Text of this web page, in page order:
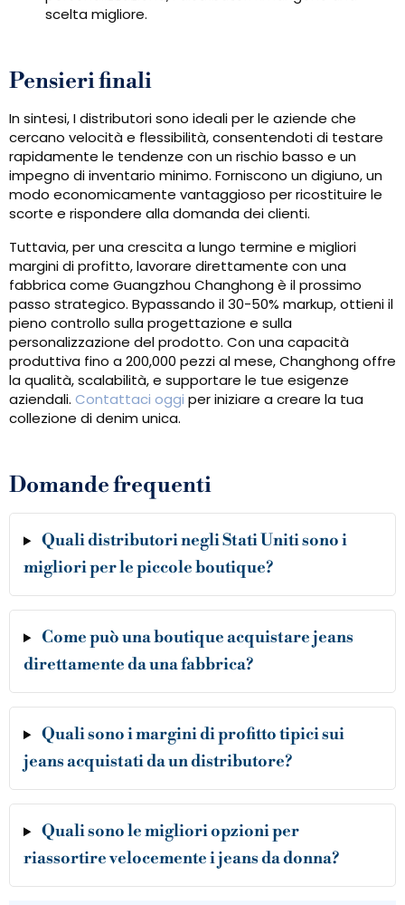
scelta migliore.
Pensieri finali
In sintesi, I distributori sono ideali per le aziende che
cercano velocità e flessibilità, consentendoti di testare
rapidamente le tendenze con un rischio basso e un
impegno di inventario minimo. Forniscono un digiuno, un
modo economicamente vantaggioso per ricostituire le
scorte e rispondere alla domanda dei clienti.
Tuttavia, per una crescita a lungo termine e migliori
margini di profitto, lavorare direttamente con una
fabbrica come Guangzhou Changhong è il prossimo
passo strategico. Bypassando il 30-50% markup, ottieni il
pieno controllo sulla progettazione e sulla
personalizzazione del prodotto. Con una capacità
produttiva fino a 200,000 pezzi al mese, Changhong offre
la qualità, scalabilità, e supportare le tue esigenze
aziendali. Contattaci oggi per iniziare a creare la tua
collezione di denim unica.
Domande frequenti
Quali distributori negli Stati Uniti sono i
migliori per le piccole boutique?
Come può una boutique acquistare jeans
direttamente da una fabbrica?
Quali sono i margini di profitto tipici sui
jeans acquistati da un distributore?
Quali sono le migliori opzioni per
riassortire velocemente i jeans da donna?